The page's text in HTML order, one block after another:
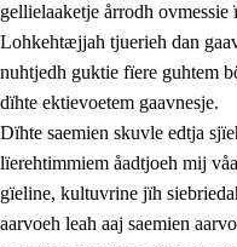
gellielaaketje årrodh
Lohkehtæjjah tjuerieh dan
nuhtjedh guktie fïere guhtem
dïhte ektievoetem gaavnesje.
Dïhte saemien skuvle edtja
lïerehtimmiem åadtjoeh mij
gïeline, kultuvrine jïh
aarvoeh leah aaj saemien